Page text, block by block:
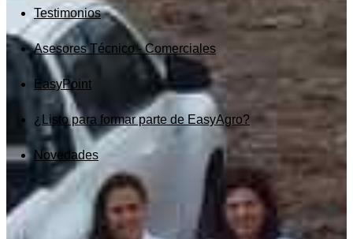
Testimonios
Asesores Técnico - Comerciales
EasyPoint
¿Listo para formar parte de EasyAgro?
Novedades